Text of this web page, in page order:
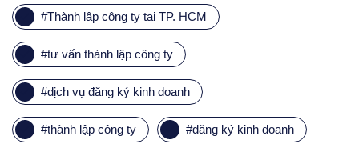
#Thành lập công ty tại TP. HCM
#tư vấn thành lập công ty
#dịch vụ đăng ký kinh doanh
#thành lập công ty #đăng ký kinh doanh